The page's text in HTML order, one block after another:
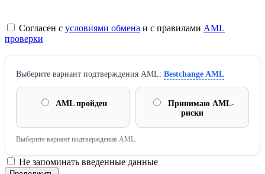
Согласен с условиями обмена и с правилами AML
проверки
Выберите вариант подтверждения AML: Bestchange AML
AML пройден
Принимаю AML-
риски
Выберите вариант подтверждения AML.
Не запоминать введенные данные